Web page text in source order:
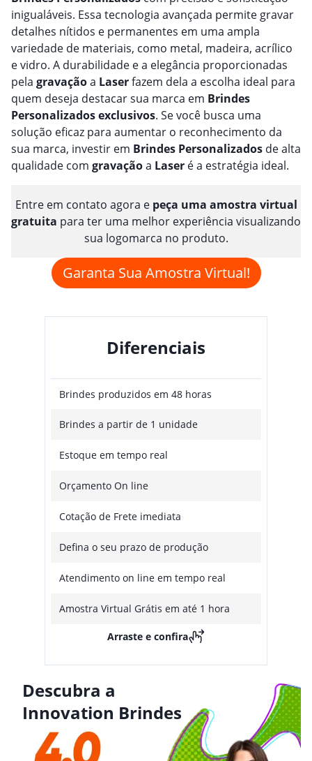
inigualáveis. Essa tecnologia avançada permite gravar
detalhes nítidos e permanentes em uma ampla
variedade de materiais, como metal, madeira, acrílico
e vidro. A durabilidade e a elegância proporcionadas
pela gravaçãoa Laserfazem dela a escolha ideal para
quem deseja destacar sua marca em Brindes
Personalizadosexclusivos. Se você busca uma
solução eficaz para aumentar o reconhecimento da
sua marca, investir em Brindes Personalizados de alta
qualidade com gravaçãoa Laser é a estratégia ideal.
Entre em contato agora e peça uma amostra virtual
gratuita para ter uma melhor experiência visualizando
sua logomarca no produto.
Garanta Sua Amostra Virtual!
Diferenciais
Brindes produzidos em 48 horas
Brindes a partir de 1 unidade
Estoque em tempo real
Orçamento On line
Cotação de Frete imediata
Defina o seu prazo de produção
Atendimento on line em tempo real
Amostra Virtual Grátis em até 1 hora
Arraste e confira
Descubra a
Innovation Brindes